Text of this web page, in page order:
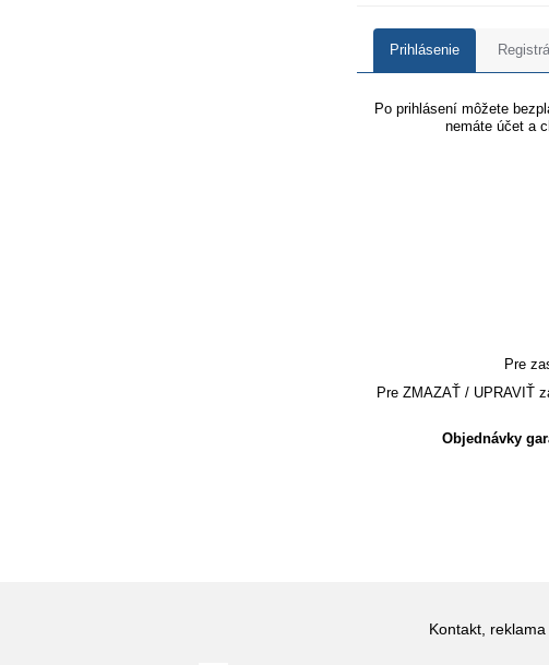
Prihlásenie
Po prihlásení môžete
nemáte účet a
Pre
Pre ZMAZAŤ / UPRAVIŤ
Objednávky
Kontakt,